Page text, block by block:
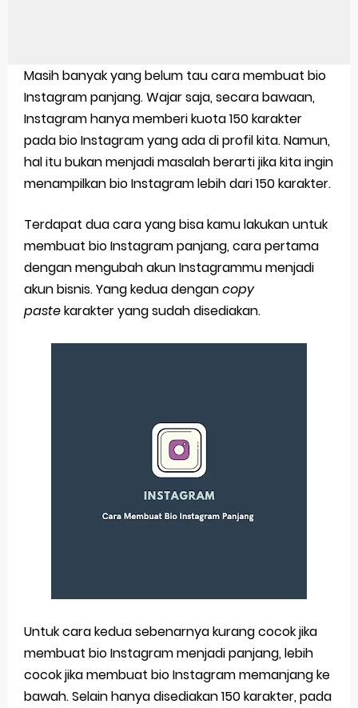
Cara Menghapus Panggilan Di Ig
Bitcoin Miner Android: Apa Itu Dan Bagaimana Cara Menggunakannya
Pp Wa Couple Pasangan: Cara Terbaik Untuk Menjaga Hubungan
Cara Mengecek Windows Ori
Aplikasi Togel Android: Solusi Praktis Untuk Pecinta Togel
Siap Video Call, tapi Download Aplikasinya Dulu, Abangku
Thursday, 6 August
Masih banyak yang belum tau cara membuat bio
Instagram panjang. Wajar saja, secara bawaan,
Instagram hanya memberi kuota 150 karakter
pada bio Instagram yang ada di profil kita. Namun,
hal itu bukan menjadi masalah berarti jika kita ingin
menampilkan bio Instagram lebih dari 150 karakter.
Terdapat dua cara yang bisa kamu lakukan untuk
membuat bio Instagram panjang, cara pertama
dengan mengubah akun Instagrammu menjadi
akun bisnis. Yang kedua dengancopy
pastekarakter yang sudah disediakan.
Untuk cara kedua sebenarnya kurang cocok jika
membuat bio Instagram menjadi panjang, lebih
cocok jika membuat bio Instagram memanjang ke
bawah. Selain hanya disediakan 150 karakter, pada